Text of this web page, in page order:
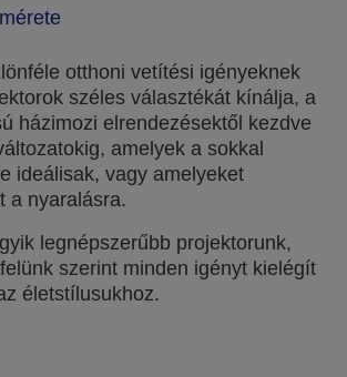
otthoni vetítési igényeknek
széles választékát kínálja, a
házimozi elrendezésektől kezdve
amelyek a sokkal
ideálisak, vagy amelyeket
a nyaralásra.
legnépszerűbb projektorunk,
szerint minden igényt kielégít
életstílusukhoz.